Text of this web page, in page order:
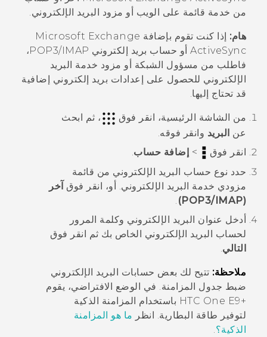
الدعم
أجهزة HTC والملحقات
من خدمة قائمة على الويب أو مزود البريد الإلكتروني.
هام: إذا كنت تقوم بإضافة Microsoft Exchange
ActiveSync
أو حساب بريد إلكتروني POP3/IMAP،
فاطلب من مسؤول الشبكة أو مزود خدمة البريد
الإلكتروني للحصول على إعدادات بريد إلكتروني إضافية
قد تحتاج إليها.
من الشاشة الرئيسية، انقر فوق
، ثم ابحث
عن البريد وانقر فوقه.
انقر فوق
> إضافة حساب
حدد نوع حساب البريد الإلكتروني من قائمة
مزودي خدمة البريد الإلكتروني. أو، انقر فوق آخر
(POP3/IMAP)
.
أدخل عنوان البريد الإلكتروني وكلمة المرور
لحساب البريد الإلكتروني الخاص بك ثم انقر فوق
التالي.
ملاحظة: تتيح لك بعض حسابات البريد الإلكتروني
ضبط جدول المزامنة. في الوضع الافتراضي، يقوم
‍+HTC One E9
باستخدام المزامنة الذكية
لتوفير طاقة البطارية. انظر ما هو المزامنة
الذكية؟.